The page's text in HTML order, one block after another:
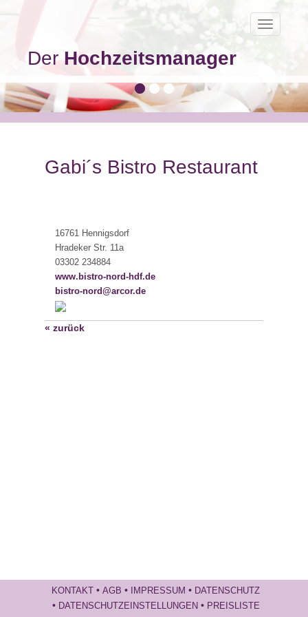
Toggle
DerHochzeitsmanager
Gabi´s Bistro Restaurant
16761 Hennigsdorf
Hradeker Str. 11a
03302 234884
www.bistro-nord-hdf.de
bistro-nord@arcor.de
« zurück
KONTAKT • AGB • IMPRESSUM • DATENSCHUTZ
• DATENSCHUTZEINSTELLUNGEN • PREISLISTE